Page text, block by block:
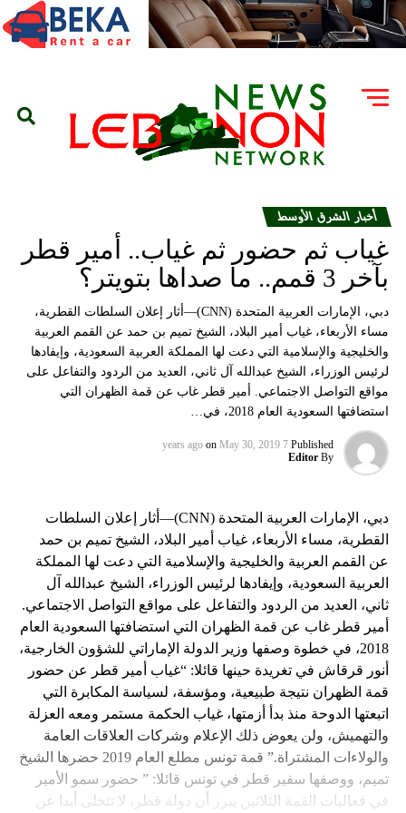
أخبار الشرق الأوسط
غياب ثم حضور ثم غياب.. أمير قطر
بآخر 3 قمم.. ما صداها بتويتر؟
دبي، الإمارات العربية المتحدة (CNN)—أثار إعلان السلطات القطرية،
مساء الأربعاء، غياب أمير البلاد، الشيخ تميم بن حمد عن القمم العربية
والخليجية والإسلامية التي دعت لها المملكة العربية السعودية، وإيفادها
لرئيس الوزراء، الشيخ عبدالله آل ثاني، العديد من الردود والتفاعل على
مواقع التواصل الاجتماعي. أمير قطر غاب عن قمة الظهران التي
استضافتها السعودية العام 2018، في…
Published
7 years ago
on May 30, 2019
By
Editor
دبي، الإمارات العربية المتحدة (CNN)—أثار إعلان السلطات
القطرية، مساء الأربعاء، غياب أمير البلاد، الشيخ تميم بن حمد
عن القمم العربية والخليجية والإسلامية التي دعت لها المملكة
العربية السعودية، وإيفادها لرئيس الوزراء، الشيخ عبدالله آل
ثاني، العديد من الردود والتفاعل على مواقع التواصل الاجتماعي.
أمير قطر غاب عن قمة الظهران التي استضافتها السعودية العام
2018، في خطوة وصفها وزير الدولة الإماراتي للشؤون الخارجية،
أنور قرقاش في تغريدة حينها قائلا: “غياب أمير قطر عن حضور
قمة الظهران نتيجة طبيعية، ومؤسفة، لسياسة المكابرة التي
اتبعتها الدوحة منذ بدأ أزمتها، غياب الحكمة مستمر ومعه العزلة
والتهميش، ولن يعوض ذلك الإعلام وشركات العلاقات العامة
والولاءات المشتراة.” قمة تونس مطلع العام 2019 حضرها الشيخ
تميم، ووصفها سفير قطر في تونس قائلا: ” حضور سمو الأمير
في فعاليات القمة الثلاثين يبرز أن دولة قطر، لا تتخلى أبدا عن